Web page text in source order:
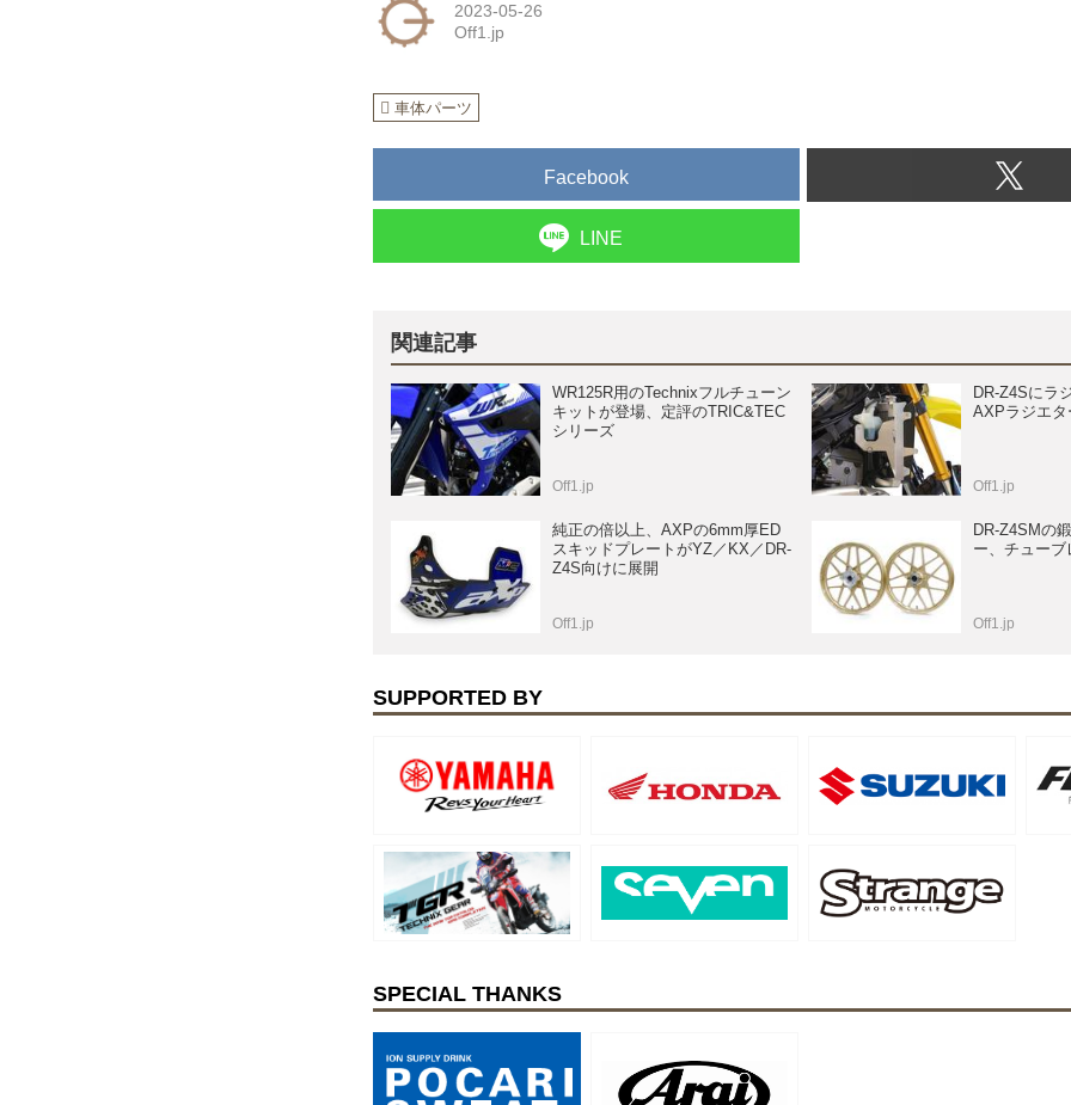
2023-05-26
Off1.jp
車体パーツ
Facebook
LINE
関連記事
WR125R用のTechnixフルチューン
キットが登場、定評のTRIC&TEC
シリーズ
Off1.jp
DR-Z4Sにラ
AXPラジエタ
Off1.jp
純正の倍以上、AXPの6mm厚ED
スキッドプレートがYZ／KX／DR-
Z4S向けに展開
Off1.jp
DR-Z4SMの
ー、チューブ
Off1.jp
SUPPORTED BY
SPECIAL THANKS